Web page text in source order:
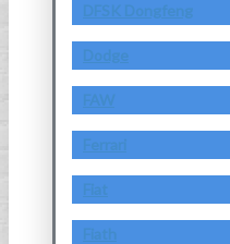
DFSK Dongfeng
Dodge
FAW
Ferrari
Fiat
Fiath